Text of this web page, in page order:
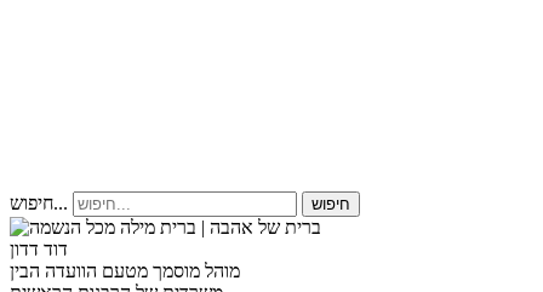
חיפוש... חיפוש
דוד דדון
מוהל מוסמך מטעם הוועדה הבין